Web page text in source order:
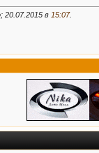
20.07.2015 в 15:07.